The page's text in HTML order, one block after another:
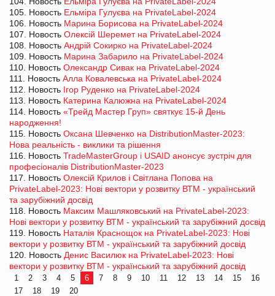
105. Новость Ельміра Гулуєва на PrivateLabel-2024
106. Новость Марина Борисова на PrivateLabel-2024
107. Новость Олексій Шеремет на PrivateLabel-2024
108. Новость Андрій Сокирко на PrivateLabel-2024
109. Новость Марина Забарило на PrivateLabel-2024
110. Новость Олександр Сивак на PrivateLabel-2024
111. Новость Алла Ковалевська на PrivateLabel-2024
112. Новость Ігор Руденко на PrivateLabel-2024
113. Новость Катерина Калюжна на PrivateLabel-2024
114. Новость «Трейд Мастер Груп» святкує 15-й День
народження!
115. Новость Оксана Шевченко на DistributionMaster-2023:
Нова реальність - виклики та рішення
116. Новость TradeMasterGroup і USAID анонсує зустріч для
професіоналів DistributionMaster-2023
117. Новость Олексій Крилов і Світлана Попова на
PrivateLabel-2023: Нові вектори у розвитку ВТМ - український
та зарубіжний досвід
118. Новость Максим Машляковський на PrivateLabel-2023:
Нові вектори у розвитку ВТМ - український та зарубіжний досвід
119. Новость Наталія Краснощок на PrivateLabel-2023: Нові
вектори у розвитку ВТМ - український та зарубіжний досвід
120. Новость Денис Василюк на PrivateLabel-2023: Нові
вектори у розвитку ВТМ - український та зарубіжний досвід
1 2 3 4 5 6 7 8 9 10 11 12 13 14 15
16
17
18 19 20